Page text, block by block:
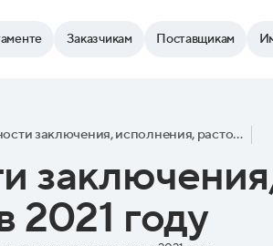
Заказчикам Поставщикам
Особенности заключения, исполнения, расторжения контрактов в 2021 году
2021 году